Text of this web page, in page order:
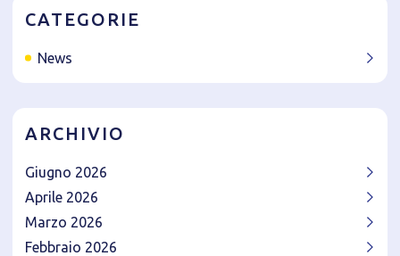
CATEGORIE
News
ARCHIVIO
Giugno 2026
Aprile 2026
Marzo 2026
Febbraio 2026